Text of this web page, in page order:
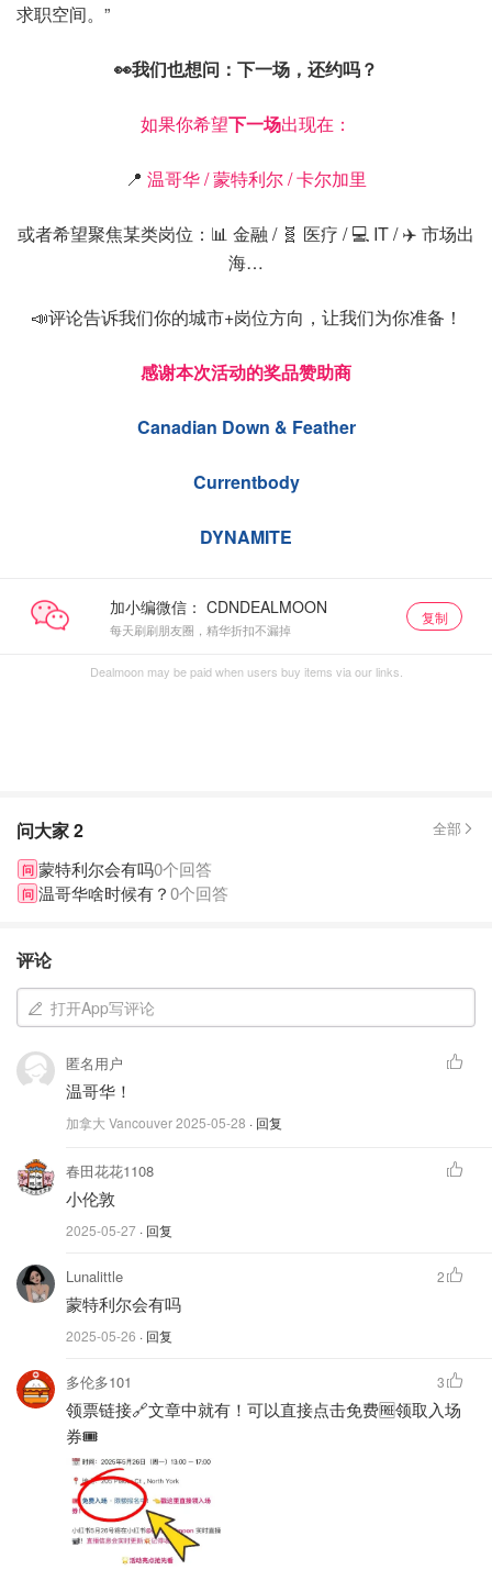
求职空间。”
👀我们也想问：下一场，还约吗？
如果你希望下一场出现在：
📍 温哥华 / 蒙特利尔 / 卡尔加里
或者希望聚焦某类岗位：📊 金融 / 🧬 医疗 / 💻 IT / ✈️ 市场出
海…
📣评论告诉我们你的城市+岗位方向，让我们为你准备！
感谢本次活动的奖品赞助商
Canadian Down & Feather
Currentbody
DYNAMITE
加小编微信：
每天刷刷朋友圈，精华折扣不漏掉
复制
Dealmoon may be paid when users buy items via our links.
问大家2 全部
问 蒙特利尔会有吗0个回答
问 温哥华啥时候有？0个回答
评论
打开App写评论
匿名用户
温哥华！
加拿大 Vancouver2025-05-28 · 回复
春田花花1108
小伦敦
2025-05-27 · 回复
Lunalittle
蒙特利尔会有吗
2025-05-26 · 回复
2
多伦多101
领票链接🔗文章中就有！可以直接点击免费🆓领取入场
券🎟️
3